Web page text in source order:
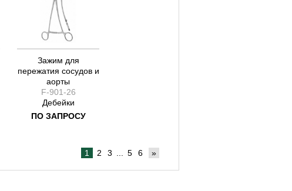
Зажим для
пережатия сосудов и
аорты
F-901-26
Дебейки
ПО ЗАПРОСУ
1 2 3 5 6 »